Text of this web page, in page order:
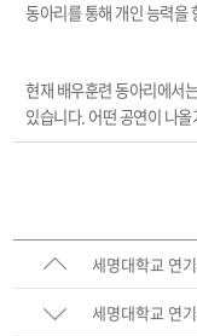
동아리를 통해 개인 능력을
현재 배우훈련 동아리에서
있습니다. 어떤 공연이 나
세명대학교 연
세명대학교 연